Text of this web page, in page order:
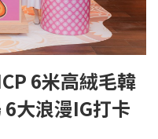
6米高絨毛韓
6大浪漫IG打卡